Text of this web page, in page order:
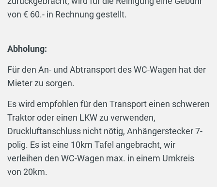
von € 60.- in Rechnung gestellt.
Abholung:
Für den An- und Abtransport des WC-Wagen hat der
Mieter zu sorgen.
Es wird empfohlen für den Transport einen schweren
Traktor oder einen LKW zu verwenden,
Druckluftanschluss nicht nötig, Anhängerstecker 7-
polig. Es ist eine 10km Tafel angebracht, wir
verleihen den WC-Wagen max. in einem Umkreis
von 20km.